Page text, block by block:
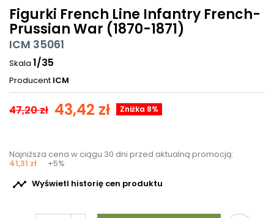
Figurki French Line Infantry French-
Prussian War (1870-1871)
ICM 35061
Skala 1/35
Producent ICM
47,20 zł 43,42 zł Zniżka 8%
Najniższa cena w ciągu 30 dni przed aktualną promocją:
41,31 zł +5%
 Wyświetl historię cen produktu